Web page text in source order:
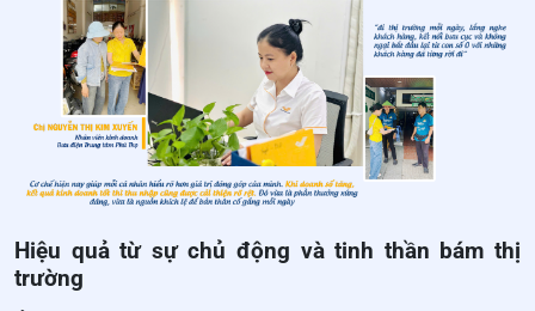
Hiệu quả từ sự chủ động và tinh thần bám thị
trường